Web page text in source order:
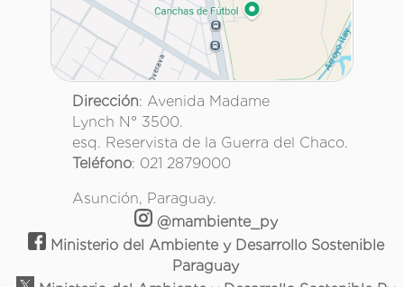
Dirección: Avenida Madame
Lynch N° 3500.
esq. Reservista de la Guerra del Chaco.
Teléfono: 021 2879000
Asunción, Paraguay.
@mambiente_py
Ministerio del Ambiente y Desarrollo Sostenible
Paraguay